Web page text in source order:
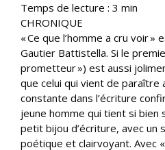
Temps de lecture : 3 min
CHRONIQUE
« Ce que l’homme a cru voir
Gautier Battistella. Si le
prometteur ») est aussi
que celui qui vient de paraître
constante dans l’écriture
jeune homme qui tient si bien
petit bijou d’écriture, avec un
poétique et clairvoyant. Avec «